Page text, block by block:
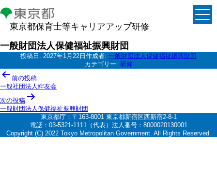
東京都保育士等キャリアアップ研修
一般財団法人保健福祉振興財団
投稿日: 2027年1月22日 作成者: 一般財団法人保健福祉振興財団
カテゴリー: 研修
投
稿
ナ
ビ
ー
前の投稿
一般社団法人絆友会
次の投稿
一般財団法人保健福祉振興財団
東京都庁：〒163-8001 東京都新宿区西新宿2-8-1
電話：03-5321-1111（代表）法人番号：8000020130001
Copyright (C) 2022 Tokyo Metropolitan Government. All Rights Reserved.